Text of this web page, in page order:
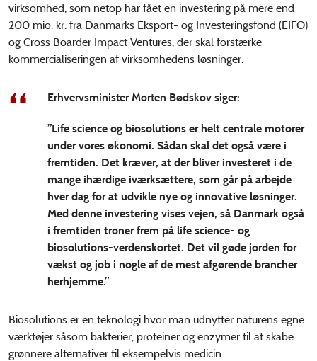
virksomhed, som netop har fået en investering på mere end
200 mio. kr. fra Danmarks Eksport- og Investeringsfond (EIFO)
og Cross Boarder Impact Ventures, der skal forstærke
kommercialiseringen af virksomhedens løsninger.
Erhvervsminister Morten Bødskov siger:
”Life science og biosolutions er helt centrale motorer
under vores økonomi. Sådan skal det også være i
fremtiden. Det kræver, at der bliver investeret i de
mange ihærdige iværksættere, som går på arbejde
hver dag for at udvikle nye og innovative løsninger.
Med denne investering vises vejen, så Danmark også
i fremtiden troner frem på life science- og
biosolutions-verdenskortet. Det vil gøde jorden for
vækst og job i nogle af de mest afgørende brancher
herhjemme.”
Biosolutions er en teknologi hvor man udnytter naturens egne
værktøjer såsom bakterier, proteiner og enzymer til at skabe
grønnere alternativer til eksempelvis medicin.